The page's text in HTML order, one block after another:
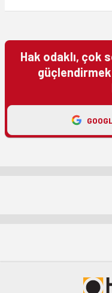
Hak odaklı, çok